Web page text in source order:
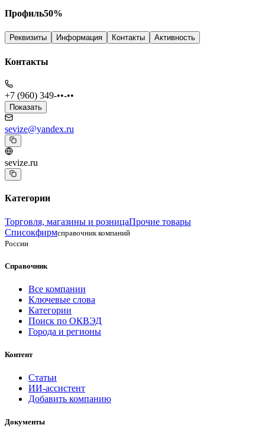
Профиль50%
Реквизиты Информация Контакты Активность
Контакты
+7 (960) 349-••-••
Показать
sevize@yandex.ru
sevize.ru
Категории
Торговля, магазины и розницаПрочие товары
Списокфирмсправочник компаний
России
Справочник
Все компании
Ключевые слова
Категории
Поиск по ОКВЭД
Города и регионы
Контент
Статьи
ИИ-ассистент
Добавить компанию
Документы